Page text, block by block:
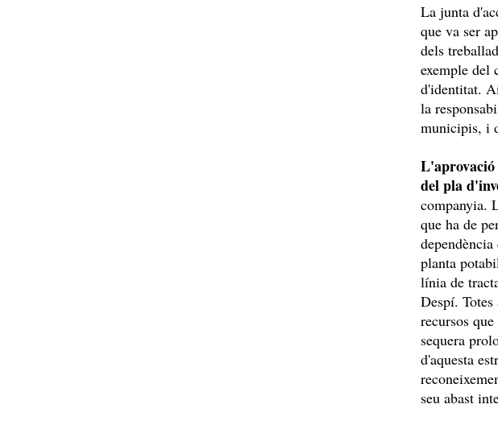
La junta
que va ser
dels
exemple del
d'identitat.
la
municipis, i
L'aprovació
del pla
companyia.
que ha de
planta
línia de
Despí. Totes
recursos
sequera
d'aquesta
seu abast